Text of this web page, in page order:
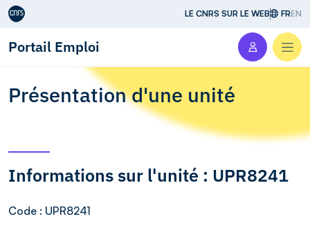
Aller au contenu LE CNRS SUR LE WEB FREN
Portail Emploi
Présentation d'une unité
Informations sur l'unité : UPR8241
Code : UPR8241